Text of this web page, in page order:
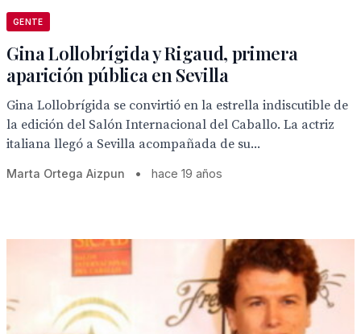
GENTE
Gina Lollobrígida y Rigaud, primera
aparición pública en Sevilla
Gina Lollobrígida se convirtió en la estrella indiscutible de
la edición del Salón Internacional del Caballo. La actriz
italiana llegó a Sevilla acompañada de su...
Marta Ortega Aizpun • hace 19 años